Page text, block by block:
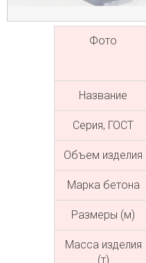
Фото
Название
Серия, ГОСТ
Объем изделия
Марка бетона
Размеры (м)
Масса изделия
(т)